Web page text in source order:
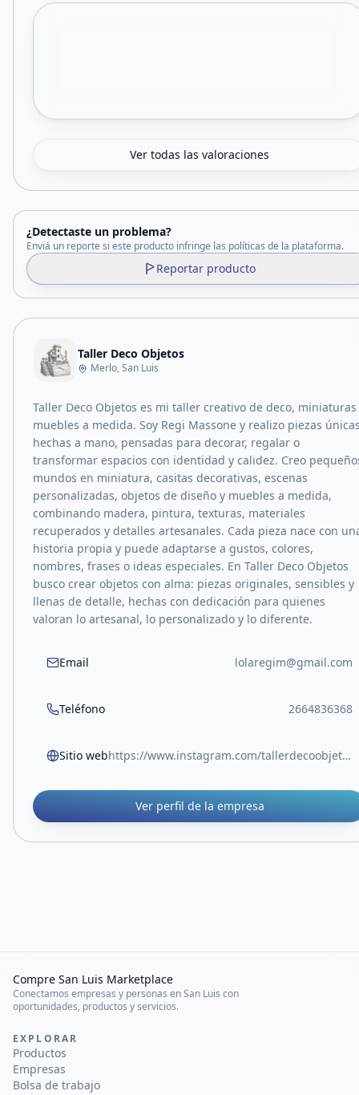
Ver todas las valoraciones
¿Detectaste un problema?
Enviá un reporte si este producto infringe las políticas de la plataforma.
Reportar producto
Taller Deco Objetos
Merlo, San Luis
Taller Deco Objetos es mi taller creativo de deco, miniaturas
muebles a medida. Soy Regi Massone y realizo piezas
hechas a mano, pensadas para decorar, regalar o
transformar espacios con identidad y calidez. Creo
mundos en miniatura, casitas decorativas, escenas
personalizadas, objetos de diseño y muebles a medida,
combinando madera, pintura, texturas, materiales
recuperados y detalles artesanales. Cada pieza nace con
historia propia y puede adaptarse a gustos, colores,
nombres, frases o ideas especiales. En Taller Deco Objetos
busco crear objetos con alma: piezas originales, sensibles y
llenas de detalle, hechas con dedicación para quienes
valoran lo artesanal, lo personalizado y lo diferente.
Email lolaregim@gmail.com
Teléfono 2664836368
Sitio web https://www.instagram.com/tallerdecoobjetos
Ver perfil de la empresa
Compre San Luis Marketplace
Conectamos empresas y personas en San Luis con
oportunidades, productos y servicios.
EXPLORAR
Productos
Empresas
Bolsa de trabajo